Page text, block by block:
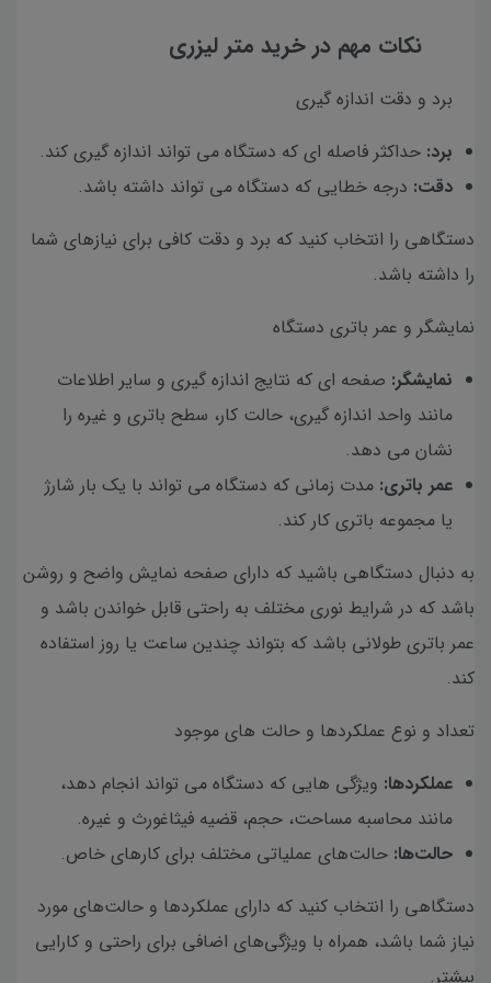
نکات مهم در خرید متر لیزری
برد و دقت اندازه گیری
برد: حداکثر فاصله ای که دستگاه می تواند اندازه گیری کند.
دقت: درجه خطایی که دستگاه می تواند داشته باشد.
دستگاهی را انتخاب کنید که برد و دقت کافی برای نیازهای شما
را داشته باشد.
نمایشگر و عمر باتری دستگاه
نمایشگر: صفحه ای که نتایج اندازه گیری و سایر اطلاعات
مانند واحد اندازه گیری، حالت کار، سطح باتری و غیره را
نشان می دهد.
عمر باتری: مدت زمانی که دستگاه می تواند با یک بار شارژ
یا مجموعه باتری کار کند.
به دنبال دستگاهی باشید که دارای صفحه نمایش واضح و روشن
باشد که در شرایط نوری مختلف به راحتی قابل خواندن باشد و
عمر باتری طولانی باشد که بتواند چندین ساعت یا روز استفاده
کند.
تعداد و نوع عملکردها و حالت های موجود
عملکردها: ویژگی هایی که دستگاه می تواند انجام دهد،
مانند محاسبه مساحت، حجم، قضیه فیثاغورث و غیره.
حالت‌ها: حالت‌های عملیاتی مختلف برای کارهای خاص.
دستگاهی را انتخاب کنید که دارای عملکردها و حالت‌های مورد
نیاز شما باشد، همراه با ویژگی‌های اضافی برای راحتی و کارایی
بیشتر.